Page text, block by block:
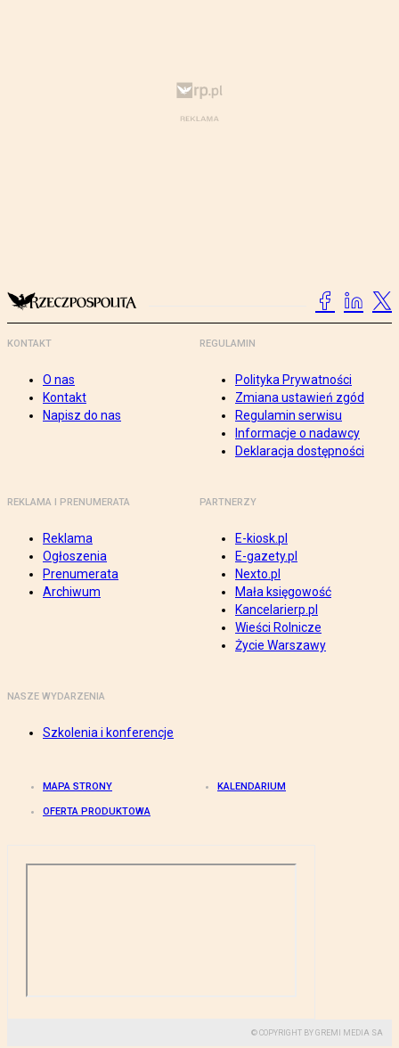
KONTAKT
O nas
Kontakt
Napisz do nas
REGULAMIN
Polityka Prywatności
Zmiana ustawień zgód
Regulamin serwisu
Informacje o nadawcy
Deklaracja dostępności
REKLAMA I PRENUMERATA
Reklama
Ogłoszenia
Prenumerata
Archiwum
PARTNERZY
E-kiosk.pl
E-gazety.pl
Nexto.pl
Mała księgowość
Kancelarierp.pl
Wieści Rolnicze
Życie Warszawy
NASZE WYDARZENIA
Szkolenia i konferencje
MAPA STRONY KALENDARIUM
OFERTA PRODUKTOWA
© COPYRIGHT BY GREMI MEDIA SA